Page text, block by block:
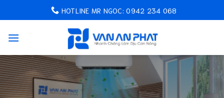
đến
dung
HOTLINE MR NGOC: 0942 234 068